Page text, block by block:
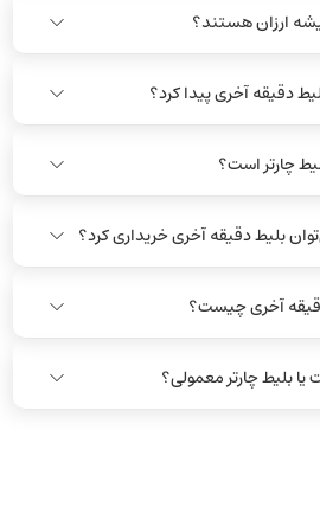
ارزان هستند؟
دقیقه آخری پیدا کرد؟
چارتر است؟
بلیط دقیقه آخری خریداری کرد؟
آخری چیست؟
یا بلیط چارتر معمولی؟